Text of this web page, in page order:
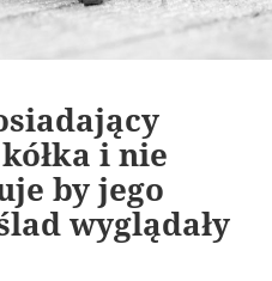
i nie
by jego
wyglądały